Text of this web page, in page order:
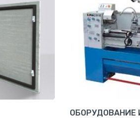
ОБОРУДОВАНИЕ